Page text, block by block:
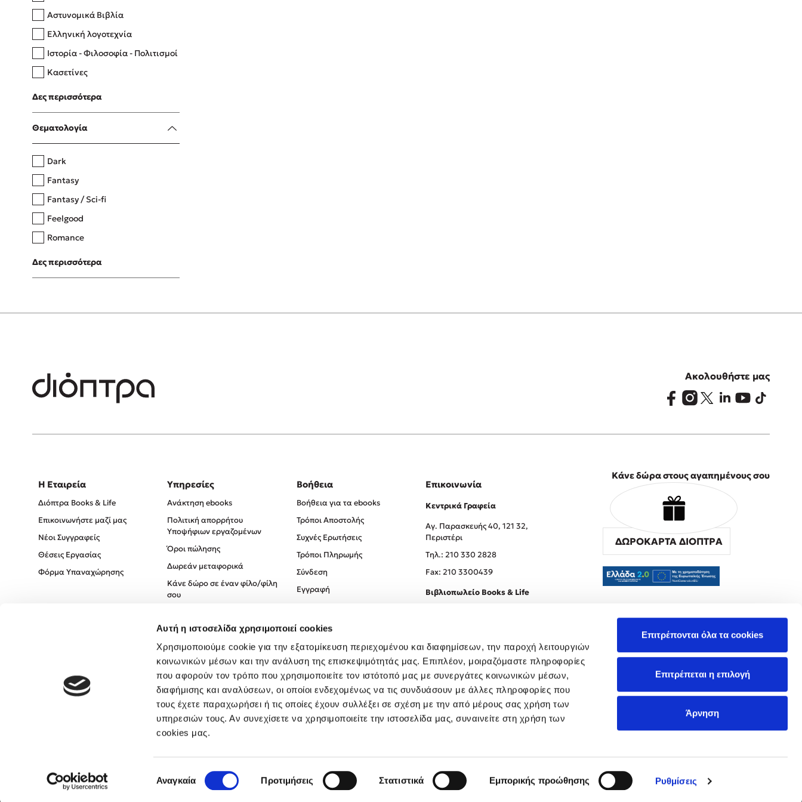
Αυτή η ιστοσελίδα χρησιμοποιεί cookies
Χρησιμοποιούμε cookie για την εξατομίκευση περιεχομένου και διαφημίσεων, την παροχή λειτουργιών
κοινωνικών μέσων και την ανάλυση της επισκεψιμότητάς μας. Επιπλέον, μοιραζόμαστε πληροφορίες
που αφορούν τον τρόπο που χρησιμοποιείτε τον ιστότοπό μας με συνεργάτες κοινωνικών μέσων,
διαφήμισης και αναλύσεων, οι οποίοι ενδεχομένως να τις συνδυάσουν με άλλες πληροφορίες που
τους έχετε παραχωρήσει ή τις οποίες έχουν συλλέξει σε σχέση με την από μέρους σας χρήση των
υπηρεσιών τους. Αν συνεχίσετε να χρησιμοποιείτε την ιστοσελίδα μας, συναινείτε στη χρήση των
cookies μας.
συγκατάθεσης
Αναγκαία Προτιμήσεις Στατιστικά Εμπορικής προώθησης Ρυθμίσεις
Επιτρέπονται όλα τα cookies
Επιτρέπεται η επιλογή
Άρνηση
Δανάη Δεληγεώργη
Πάνω, κάτω, μπροστά, πίσω
Η μέθοδος Αφήστε τους
Αστυνομικά Βιβλία
Ελληνική λογοτεχνία
Ιστορία - Φιλοσοφία - Πολιτισμοί
Κασετίνες
Λευκώματα - Έγχρωμοι οδηγοί
Μαγειρική
Δες περισσότερα
Θεματολογία
Dark
Fantasy
Fantasy / Sci-fi
Feelgood
Romance
Upmarket
Young Adult
Δες περισσότερα
Ακολουθήστε μας
Η Εταιρεία
Διόπτρα Books & Life
Επικοινωνήστε μαζί μας
Νέοι Συγγραφείς
Θέσεις Εργασίας
Φόρμα Υπαναχώρησης
Υπηρεσίες
Ανάκτηση ebooks
Πολιτική απορρήτου
Υποψήφιων εργαζομένων
Όροι πώλησης
Δωρεάν μεταφορικά
Κάνε δώρο σε έναν φίλο/φίλη
σου
Πολιτική Απορρήτου
Όροι χρήσης
Βοήθεια
Βοήθεια για τα ebooks
Τρόποι Αποστολής
Συχνές Ερωτήσεις
Τρόποι Πληρωμής
Σύνδεση
Εγγραφή
Επικοινωνία
Κεντρικά Γραφεία
Αγ. Παρασκευής 40, 121 32,
Περιστέρι
Tηλ.: 210 330 2828
Fax: 210 3300439
Βιβλιοπωλείο Books & Life
Κάνε δώρα στους αγαπημένους σου
ΔΩΡΟΚΑΡΤΑ ΔΙΟΠΤΡΑ
Created by Powered by